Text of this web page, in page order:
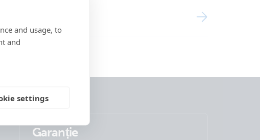
and usage, to
and
settings
Garanție